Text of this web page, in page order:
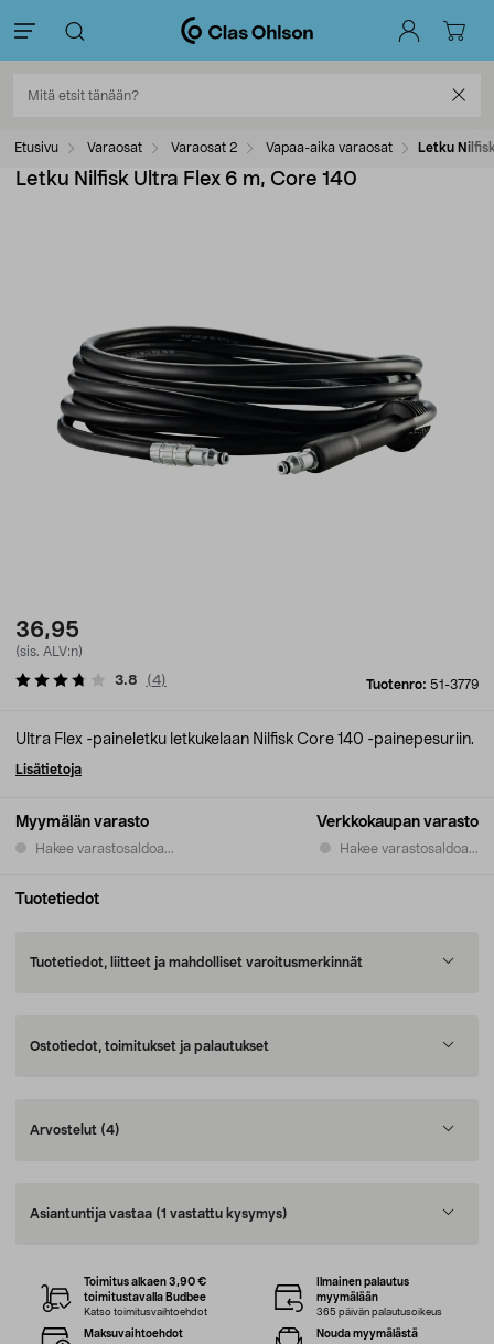
Etusivu Varaosat Varaosat 2 Vapaa-aika varaosat Letku
Letku Nilfisk Ultra Flex 6 m, Core 140
36,95
(sis. ALV:n)
Tuotenro: 51-3779
3.8 (4)
Myymälän varasto
Hakee varastosaldoa...
Verkkokaupan varasto
Hakee varastosaldoa...
Ultra Flex -paineletku letkukelaan Nilfisk Core 140 -painepesuriin.
Lisätietoja
Tuotetiedot
Tuotetiedot, liitteet ja mahdolliset varoitusmerkinnät
Ostotiedot, toimitukset ja palautukset
Arvostelut (4)
Asiantuntija vastaa (1 vastattu kysymys)
Toimitus alkaen 3,90 €
toimitustavalla Budbee
Katso toimitusvaihtoehdot
Ilmainen palautus
myymälään
365 päivän palautusoikeus
Maksuvaihtoehdot Nouda myymälästä